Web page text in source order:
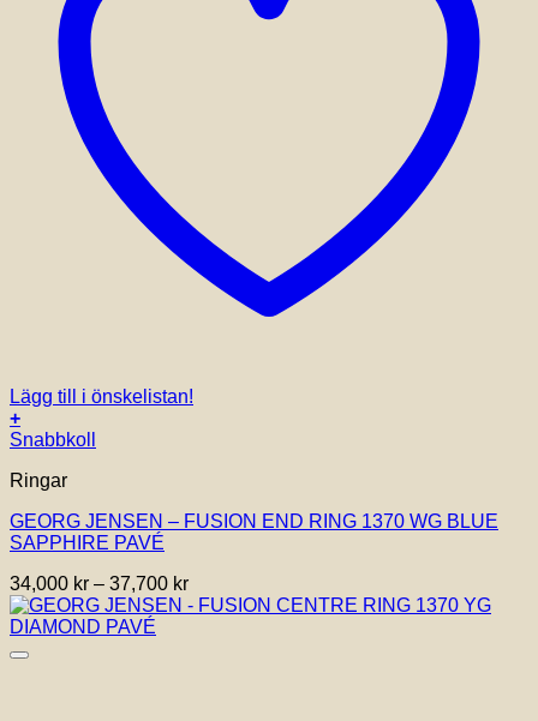
Lägg till i önskelistan!
+
Den
produkten
flera
varianter.
olika
alternativen
kan
väljas
Snabbkoll
Ringar
GEORG JENSEN – FUSION END RING 1370 WG BLUE
SAPPHIRE PAVÉ
34,000 kr – 37,700 krPrisintervall:
34,000 kr